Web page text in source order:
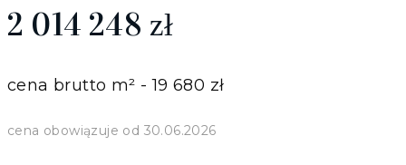
2 014 248 zł
cena brutto m² - 19 680 zł
cena obowiązuje od 30.06.2026